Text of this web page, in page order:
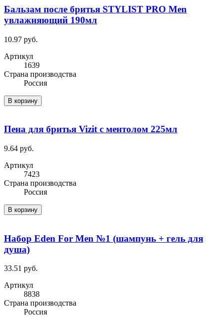
Бальзам после бритья STYLIST PRO Men
увлажняющий 190мл
10.97 руб.
Артикул
1639
Cтрана производства
Россия
В корзину
Пена для бритья Vizit с ментолом 225мл
9.64 руб.
Артикул
7423
Cтрана производства
Россия
В корзину
Набор Eden For Men №1 (шампунь + гель для
душа)
33.51 руб.
Артикул
8838
Cтрана производства
Россия